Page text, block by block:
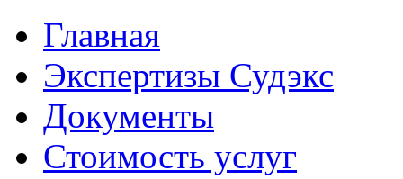
Главная
Экспертизы Судэкс
Документы
Стоимость услуг